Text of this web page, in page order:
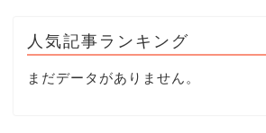
人気記事ランキング
まだデータがありません。